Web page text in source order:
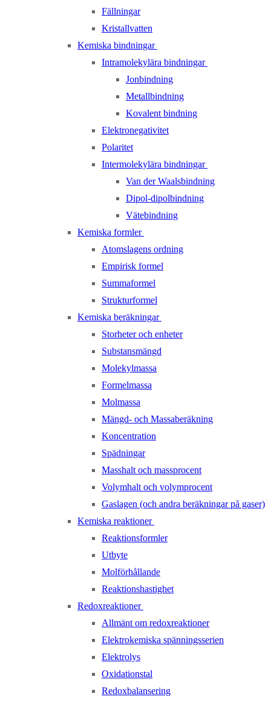
Fällningar
Kristallvatten
Kemiska bindningar
Intramolekylära bindningar
Jonbindning
Metallbindning
Kovalent bindning
Elektronegativitet
Polaritet
Intermolekylära bindningar
Van der Waalsbindning
Dipol-dipolbindning
Vätebindning
Kemiska formler
Atomslagens ordning
Empirisk formel
Summaformel
Strukturformel
Kemiska beräkningar
Storheter och enheter
Substansmängd
Molekylmassa
Formelmassa
Molmassa
Mängd- och Massaberäkning
Koncentration
Spädningar
Masshalt och massprocent
Volymhalt och volymprocent
Gaslagen (och andra beräkningar på gaser)
Kemiska reaktioner
Reaktionsformler
Utbyte
Molförhållande
Reaktionshastighet
Redoxreaktioner
Allmänt om redoxreaktioner
Elektrokemiska spänningsserien
Elektrolys
Oxidationstal
Redoxbalansering